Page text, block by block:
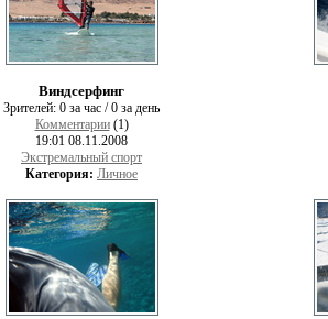
Виндсерфинг
Зрителей: 0 за час / 0 за день
Комментарии(1)
19:01 08.11.2008
Экстремальный спорт
Категория: Личное